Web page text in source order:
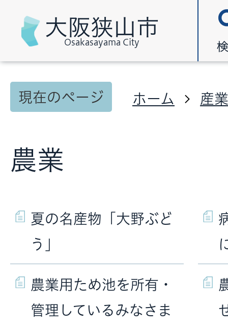
大阪狭山市
Osakasayama City
現在のページ ホーム 産
農業
夏の名産物「大野ぶど
う」
農業用ため池を所有・
管理しているみなさま